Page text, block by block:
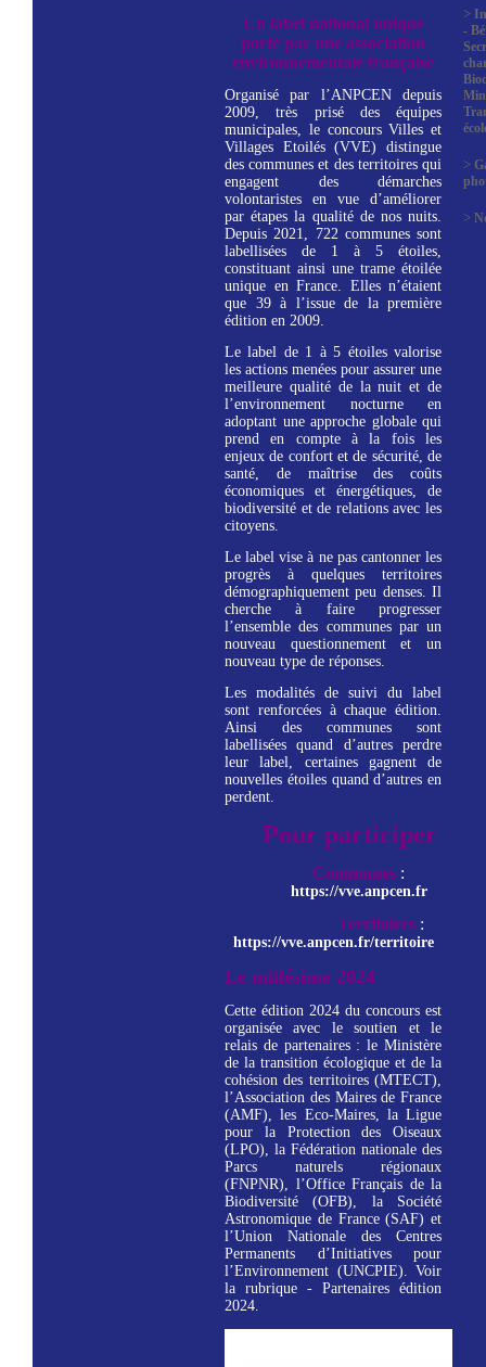
Un label national unique
porté par une association
environnementale française
Organisé par l’ANPCEN depuis
2009, très prisé des équipes
municipales, le concours Villes et
Villages Etoilés (VVE) distingue
des communes et des territoires qui
engagent des démarches
volontaristes en vue d’améliorer
par étapes la qualité de nos nuits.
Depuis 2021, 722 communes sont
labellisées de 1 à 5 étoiles,
constituant ainsi une trame étoilée
unique en France. Elles n’étaient
que 39 à l’issue de la première
édition en 2009.
Le label de 1 à 5 étoiles valorise
les actions menées pour assurer une
meilleure qualité de la nuit et de
l’environnement nocturne en
adoptant une approche globale qui
prend en compte à la fois les
enjeux de confort et de sécurité, de
santé, de maîtrise des coûts
économiques et énergétiques, de
biodiversité et de relations avec les
citoyens.
Le label vise à ne pas cantonner les
progrès à quelques territoires
démographiquement peu denses. Il
cherche à faire progresser
l’ensemble des communes par un
nouveau questionnement et un
nouveau type de réponses.
Les modalités de suivi du label
sont renforcées à chaque édition.
Ainsi des communes sont
labellisées quand d’autres perdre
leur label, certaines gagnent de
nouvelles étoiles quand d’autres en
perdent.
Pour participer
Communes :
https://vve.anpcen.fr
Territoires :
https://vve.anpcen.fr/territoire
Le millésime 2024
Cette édition 2024 du concours est
organisée avec le soutien et le
relais de partenaires : le Ministère
de la transition écologique et de la
cohésion des territoires (MTECT),
l’Association des Maires de France
(AMF), les Eco-Maires, la Ligue
pour la Protection des Oiseaux
(LPO), la Fédération nationale des
Parcs naturels régionaux
(FNPNR), l’Office Français de la
Biodiversité (OFB), la Société
Astronomique de France (SAF) et
l’Union Nationale des Centres
Permanents d’Initiatives pour
l’Environnement (UNCPIE). Voir
la rubrique - Partenaires édition
2024.
>
-
>
>